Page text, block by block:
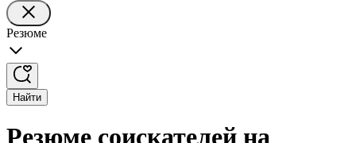
Резюме
Найти
Резюме соискателей на